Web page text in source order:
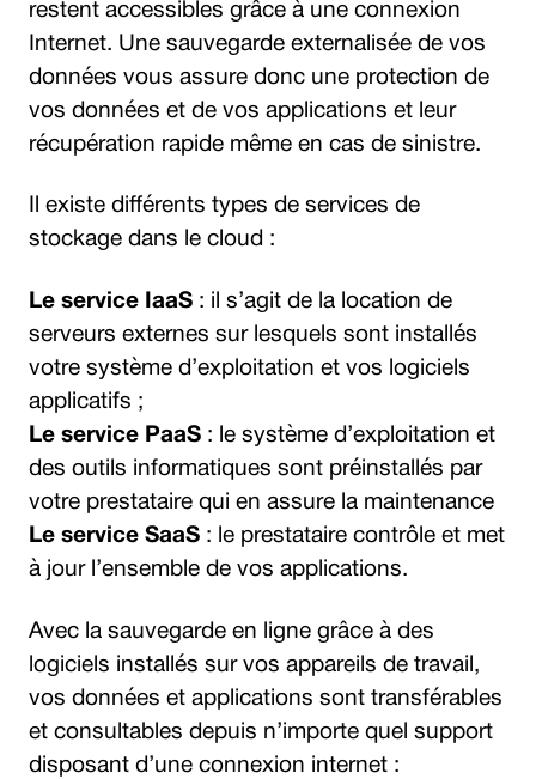
restent accessibles grâce à une connexion
Internet. Une sauvegarde externalisée de vos
données vous assure donc une protection de
vos données et de vos applications et leur
récupération rapide même en cas de sinistre.
Il existe différents types de services de
stockage dans le cloud :
Le service IaaS: il s’agit de la location de
serveurs externes sur lesquels sont installés
votre système d’exploitation et vos logiciels
applicatifs ;
Le service PaaS: le système d’exploitation et
des outils informatiques sont préinstallés par
votre prestataire qui en assure la maintenance
Le service SaaS: le prestataire contrôle et met
à jour l’ensemble de vos applications.
Avec la sauvegarde en ligne grâce à des
logiciels installés sur vos appareils de travail,
vos données et applications sont transférables
et consultables depuis n’importe quel support
disposant d’une connexion internet :